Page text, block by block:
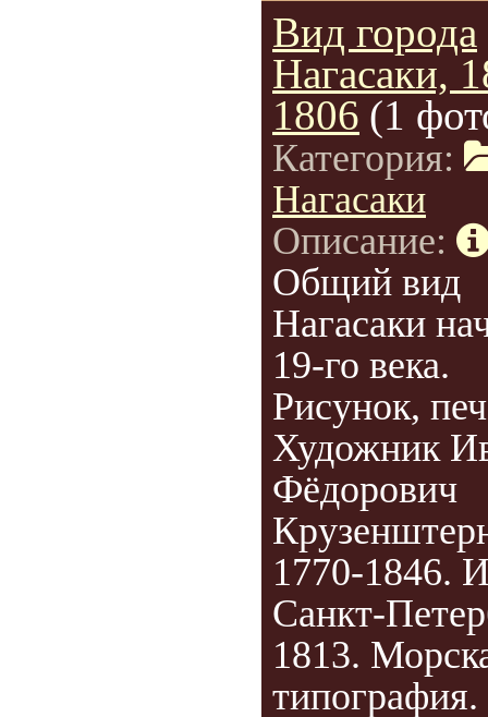
Вид города
Нагасаки,
1806 (1
Категория:
Нагасаки
Описание:
Общий вид
Нагасаки
19-го века.
Рисунок,
Художник
Фёдорович
1770-1846.
Санкт-
1813.
типография.